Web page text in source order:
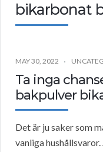
bikarbonat
MAY 30, 2022
Ta inga
bakpulver
Det är ju saker som
vanliga